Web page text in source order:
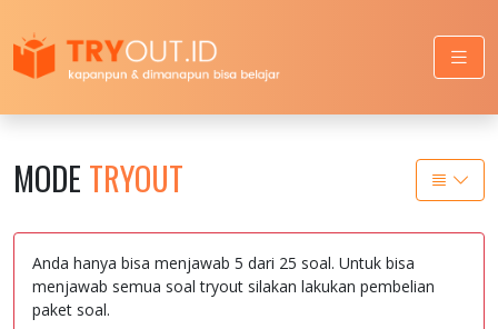
MODE TRYOUT
Anda hanya bisa menjawab 5 dari 25 soal. Untuk bisa
menjawab semua soal tryout silakan lakukan pembelian
paket soal.